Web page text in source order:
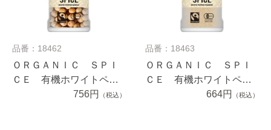
品番：18462
ＯＲＧＡＮＩＣ ＳＰＩ
ＣＥ 有機ホワイトペッ
パー（ホール） ２０ｇ
756円 （税込）
品番：18463
ＯＲＧＡＮＩＣ ＳＰＩ
ＣＥ 有機ホワイトペッ
パー（パウダー） ２０
664円 （税込）